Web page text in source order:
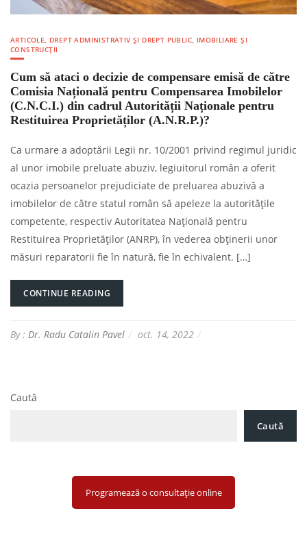
ARTICOLE, DREPT ADMINISTRATIV ȘI DREPT PUBLIC, IMOBILIARE ȘI
CONSTRUCȚII
Cum să ataci o decizie de compensare emisă de către
Comisia Națională pentru Compensarea Imobilelor
(C.N.C.I.) din cadrul Autorității Naționale pentru
Restituirea Proprietăților (A.N.R.P.)?
Ca urmare a adoptării Legii nr. 10/2001 privind regimul juridic
al unor imobile preluate abuziv, legiuitorul român a oferit
ocazia persoanelor prejudiciate de preluarea abuzivă a
imobilelor de către statul român să apeleze la autoritățile
competente, respectiv Autoritatea Națională pentru
Restituirea Proprietăților (ANRP), în vederea obținerii unor
măsuri reparatorii fie în natură, fie în echivalent. […]
CONTINUE READING
By : Dr. Radu Catalin Pavel oct. 14, 2022
Caută
Caută
Programează o consultație online